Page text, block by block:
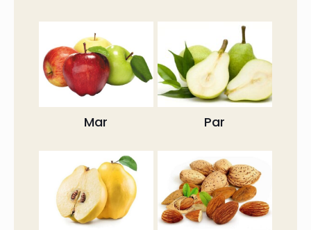
Mar Par